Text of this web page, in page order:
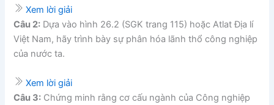
Xem lời giải
Câu 2: Dựa vào hình 26.2 (SGK trang 115) hoặc Atlat Địa lí
Việt Nam, hãy trình bày sự phân hóa lãnh thổ công nghiệp
của nước ta.
Xem lời giải
Câu 3: Chứng minh rằng cơ cấu ngành của Công nghiệp